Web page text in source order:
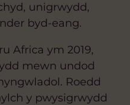
unigrwydd,
byd-eang.
Africa ym 2019,
mewn undod
Roedd
y pwysigrwydd